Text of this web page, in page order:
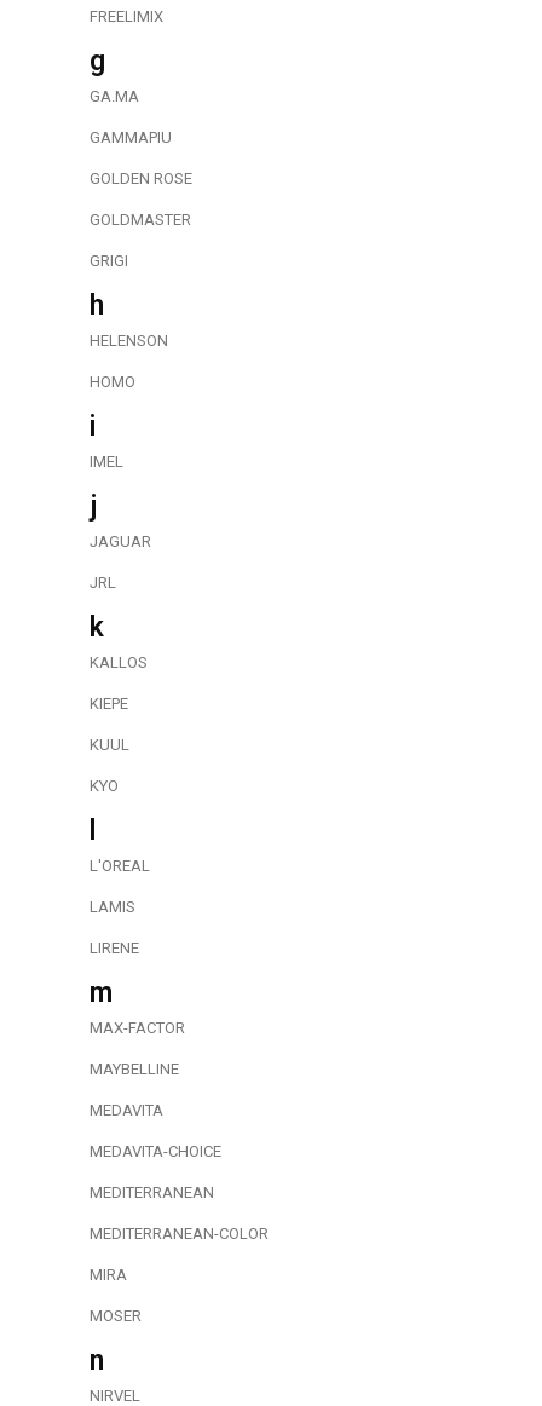
FREELIMIX
g
GA.MA
GAMMAPIU
GOLDEN ROSE
GOLDMASTER
GRIGI
h
HELENSON
HOMO
i
IMEL
j
JAGUAR
JRL
k
KALLOS
KIEPE
KUUL
KYO
L'OREAL
LAMIS
LIRENE
m
MAX-FACTOR
MAYBELLINE
MEDAVITA
MEDAVITA-CHOICE
MEDITERRANEAN
MEDITERRANEAN-COLOR
MIRA
MOSER
n
NIRVEL